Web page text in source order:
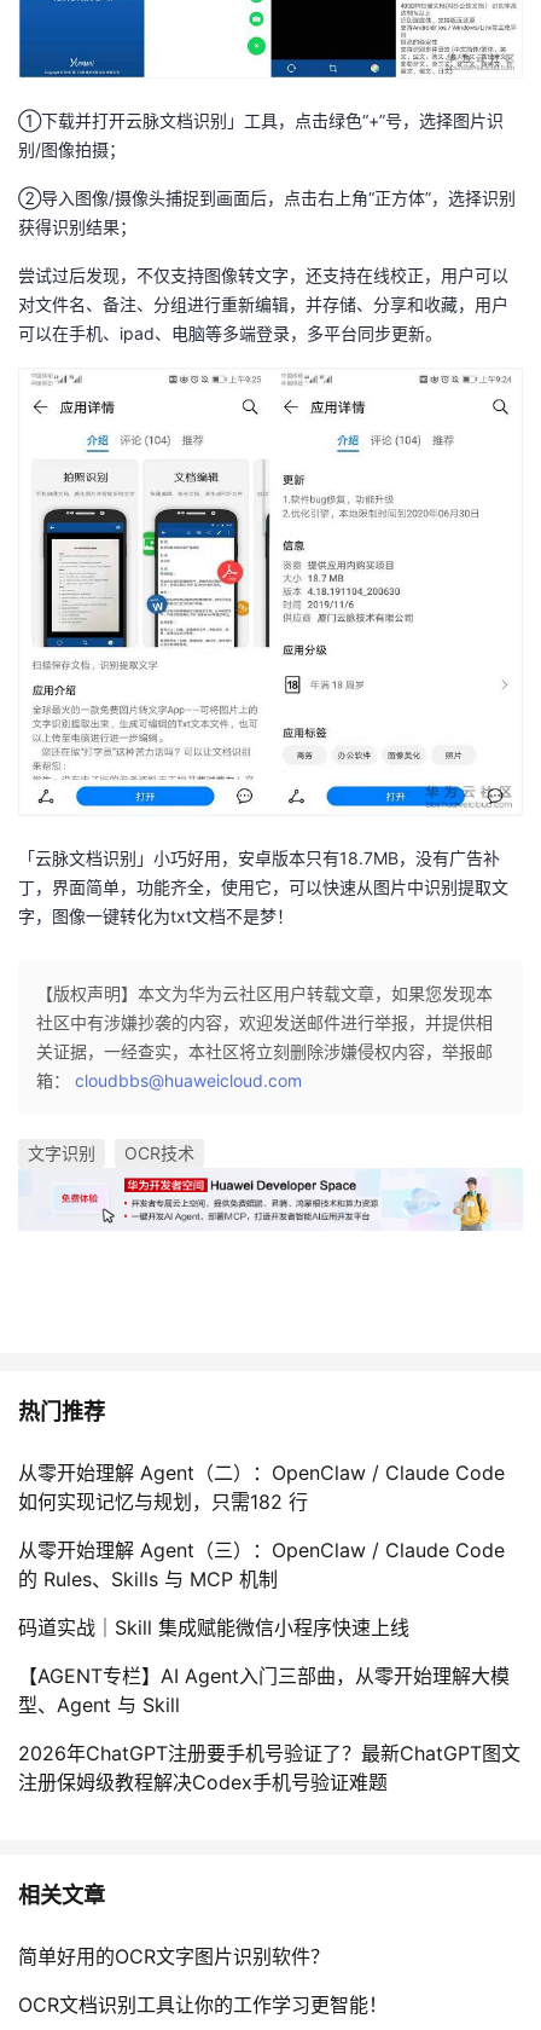
学
堂
我
课
的
证
我
实
验
的
收
藏
持
我
技
术
持
的
云
建
议
①下载并打开云脉文档识别」工具，点击绿色“+”号，选择图片识
别/图像拍摄；
②导入图像/摄像头捕捉到画面后，点击右上角“正方体”，选择识别
获得识别结果；
尝试过后发现，不仅支持图像转文字，还支持在线校正，用户可以
对文件名、备注、分组进行重新编辑，并存储、分享和收藏，用户
可以在手机、ipad、电脑等多端登录，多平台同步更新。
「云脉文档识别」小巧好用，安卓版本只有18.7MB，没有广告补
丁，界面简单，功能齐全，使用它，可以快速从图片中识别提取文
字，图像一键转化为txt文档不是梦！
【版权声明】本文为华为云社区用户转载文章，如果您发现本
社区中有涉嫌抄袭的内容，欢迎发送邮件进行举报，并提供相
关证据，一经查实，本社区将立刻删除涉嫌侵权内容，举报邮
箱： cloudbbs@huaweicloud.com
文字识别 OCR技术
热门推荐
从零开始理解 Agent（二）：OpenClaw / Claude Code
如何实现记忆与规划，只需182 行
从零开始理解 Agent（三）：OpenClaw / Claude Code
的 Rules、Skills 与 MCP 机制
码道实战｜Skill 集成赋能微信小程序快速上线
【AGENT专栏】AI Agent入门三部曲，从零开始理解大模
型、Agent 与 Skill
2026年ChatGPT注册要手机号验证了？最新ChatGPT图文
注册保姆级教程解决Codex手机号验证难题
相关文章
简单好用的OCR文字图片识别软件？
OCR文档识别工具让你的工作学习更智能！